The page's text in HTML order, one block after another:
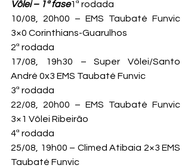
Vôlei – 1ª fase1ª rodada
10/08, 20h00 – EMS Taubaté Funvic
3×0 Corinthians-Guarulhos
2ª rodada
17/08, 19h30 – Super Vôlei/Santo
André 0x3 EMS Taubaté Funvic
3ª rodada
22/08, 20h00 – EMS Taubaté Funvic
3×1 Vôlei Ribeirão
4ª rodada
25/08, 19h00 – Climed Atibaia 2×3 EMS
Taubaté Funvic